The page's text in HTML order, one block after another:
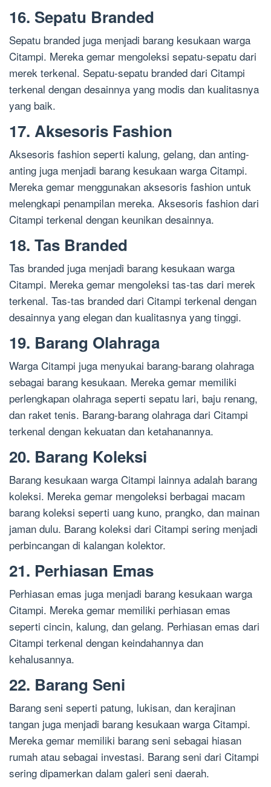
16. Sepatu Branded
Sepatu branded juga menjadi barang kesukaan warga
Citampi. Mereka gemar mengoleksi sepatu-sepatu dari
merek terkenal. Sepatu-sepatu branded dari Citampi
terkenal dengan desainnya yang modis dan kualitasnya
yang baik.
17. Aksesoris Fashion
Aksesoris fashion seperti kalung, gelang, dan anting-
anting juga menjadi barang kesukaan warga Citampi.
Mereka gemar menggunakan aksesoris fashion untuk
melengkapi penampilan mereka. Aksesoris fashion dari
Citampi terkenal dengan keunikan desainnya.
18. Tas Branded
Tas branded juga menjadi barang kesukaan warga
Citampi. Mereka gemar mengoleksi tas-tas dari merek
terkenal. Tas-tas branded dari Citampi terkenal dengan
desainnya yang elegan dan kualitasnya yang tinggi.
19. Barang Olahraga
Warga Citampi juga menyukai barang-barang olahraga
sebagai barang kesukaan. Mereka gemar memiliki
perlengkapan olahraga seperti sepatu lari, baju renang,
dan raket tenis. Barang-barang olahraga dari Citampi
terkenal dengan kekuatan dan ketahanannya.
20. Barang Koleksi
Barang kesukaan warga Citampi lainnya adalah barang
koleksi. Mereka gemar mengoleksi berbagai macam
barang koleksi seperti uang kuno, prangko, dan mainan
jaman dulu. Barang koleksi dari Citampi sering menjadi
perbincangan di kalangan kolektor.
21. Perhiasan Emas
Perhiasan emas juga menjadi barang kesukaan warga
Citampi. Mereka gemar memiliki perhiasan emas
seperti cincin, kalung, dan gelang. Perhiasan emas dari
Citampi terkenal dengan keindahannya dan
kehalusannya.
22. Barang Seni
Barang seni seperti patung, lukisan, dan kerajinan
tangan juga menjadi barang kesukaan warga Citampi.
Mereka gemar memiliki barang seni sebagai hiasan
rumah atau sebagai investasi. Barang seni dari Citampi
sering dipamerkan dalam galeri seni daerah.